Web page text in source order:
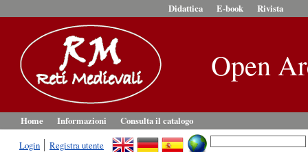
Didattica E-book Rivista
Open
Home Informazioni
Consulta il catalogo
Login
Registra utente